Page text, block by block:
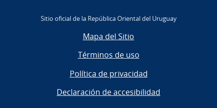
Sitio oficial de la República Oriental del Uruguay
Mapa del Sitio
Términos de uso
Política de privacidad
Declaración de accesibilidad